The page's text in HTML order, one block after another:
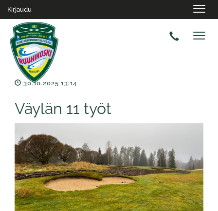
Kirjaudu
30.10.2025 13:14
Väylän 11 työt